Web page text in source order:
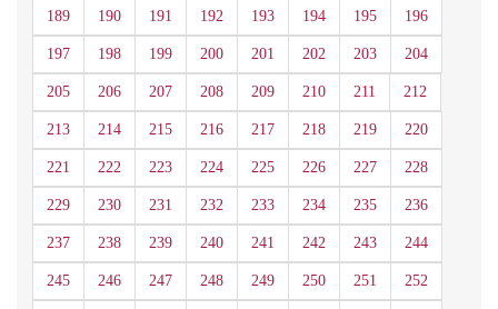
189 190 191 192 193 194 195 196
197 198 199 200 201 202 203 204
205 206 207 208 209 210 211 212
213 214 215 216 217 218 219 220
221 222 223 224 225 226 227 228
229 230 231 232 233 234 235 236
237 238 239 240 241 242 243 244
245 246 247 248 249 250 251 252